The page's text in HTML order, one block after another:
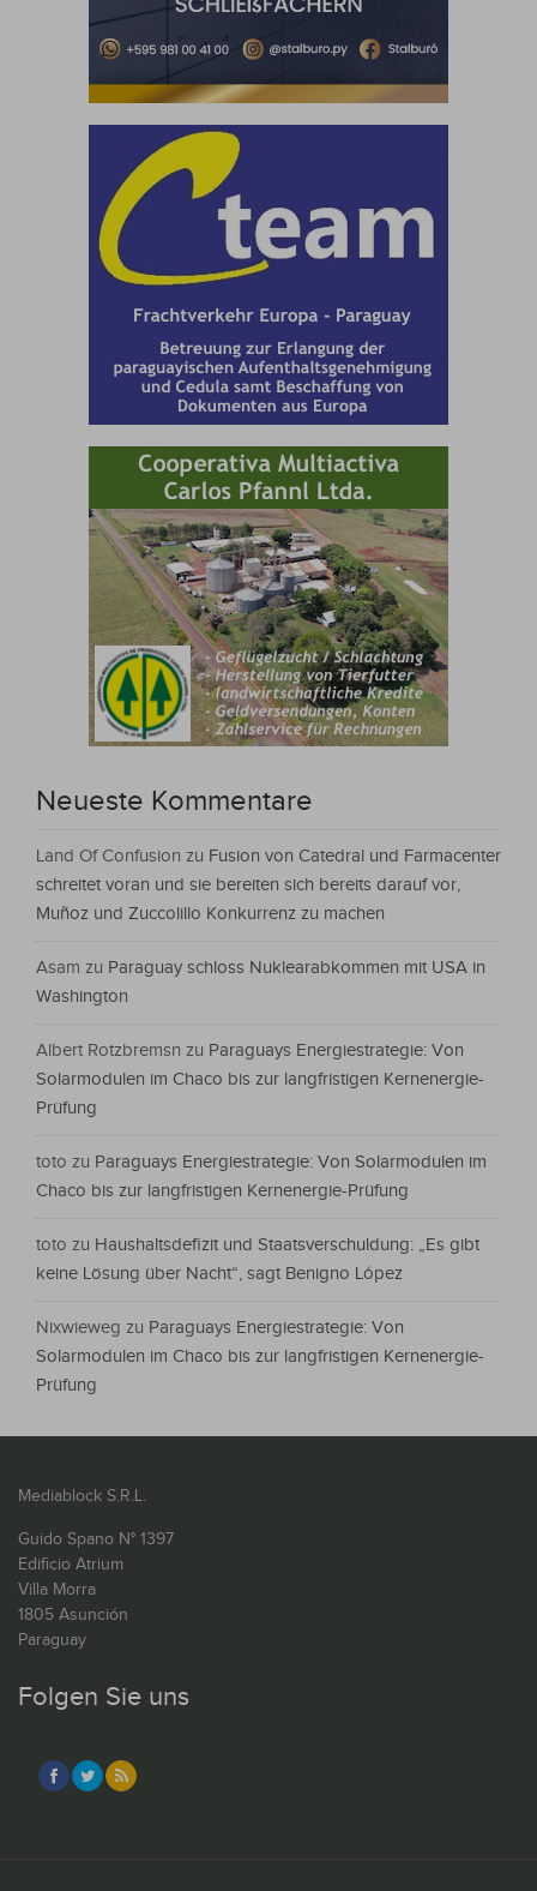
Neueste Kommentare
Land Of Confusion zu Fusion von Catedral und Farmacenter
schreitet voran und sie bereiten sich bereits darauf vor,
Muñoz und Zuccolillo Konkurrenz zu machen
Asam zu Paraguay schloss Nuklearabkommen mit USA in
Washington
Albert Rotzbremsn zu Paraguays Energiestrategie: Von
Solarmodulen im Chaco bis zur langfristigen Kernenergie-
Prüfung
toto zu Paraguays Energiestrategie: Von Solarmodulen im
Chaco bis zur langfristigen Kernenergie-Prüfung
toto zu Haushaltsdefizit und Staatsverschuldung: „Es gibt
keine Lösung über Nacht“, sagt Benigno López
Nixwieweg zu Paraguays Energiestrategie: Von
Solarmodulen im Chaco bis zur langfristigen Kernenergie-
Prüfung
Mediablock S.R.L.
Guido Spano N° 1397
Edificio Atrium
Villa Morra
1805 Asunción
Paraguay
Folgen Sie uns